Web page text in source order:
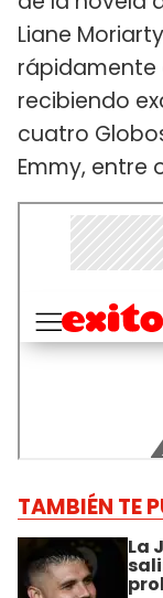
Liane
rápidamente
recibiendo
cuatro
Emmy, entre
TAMBIÉN TE
La